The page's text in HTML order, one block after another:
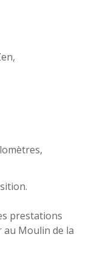
prestations
Moulin de la